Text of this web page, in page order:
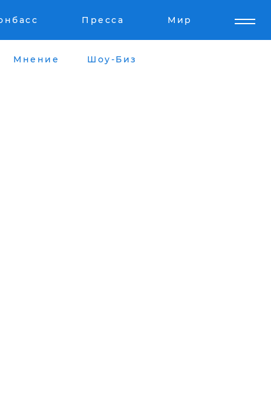
Пресса Мир
Мнение Шоу-Биз